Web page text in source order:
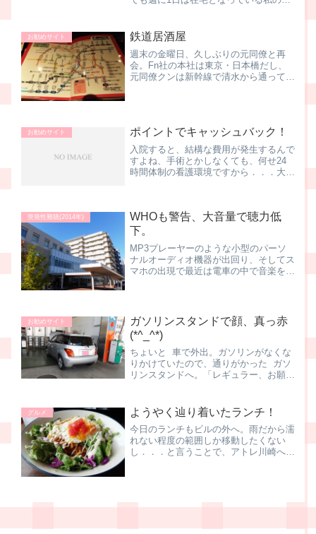
たのが配信サービスの利用。有料のもの
では、元々我が家は「ひか...
お勧めサイト 鉄道居酒屋
週末の金曜日、久しぶりの元同僚と再
会。Fn社の本社は東京・日本橋だし、
元同僚クンは新幹線で清水から通ってい
お勧めサイト ポイントでキャッシュバック！
入院すると、結構な費用が発生するんで
すよね、手術とかしなくても、何せ24
時間体制の看護環境ですから．．．大凡
あくまで目安ですが。月の...
突発性難聴(2014年)
WHOも警告、大音量で聴力低
下。
MP3プレーヤーのような小型のパーソ
ナルオーディオ機器が出回り、そしてス
マホの出現で最近は電車の中で音楽を聴
サイトでも 過去の記事で...
お勧めサイト
ガソリンスタンドで顔、真っ赤
(*^_^*)
ちょいと 車で外出。ガソリンがなくな
りかけていたので、通りがかった ガソ
リンスタンドへ。「レギュラー、お願い
近、メンテしてなかったよなー、なんて
ふと思い出して、お...
グルメ ようやく辿り着いたランチ！
今日のランチもビルの外へ。雨だから濡
れない程度の範囲しか移動したくない
し．．．と言うことで、アトレ川崎へ。